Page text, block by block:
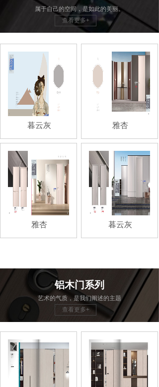
属于自己的空间，是如此的美丽。
查看更多+
暮云灰 雅杏
雅杏 暮云灰
铝木门系列
艺术的气质，是我们阐述的主题
查看更多+